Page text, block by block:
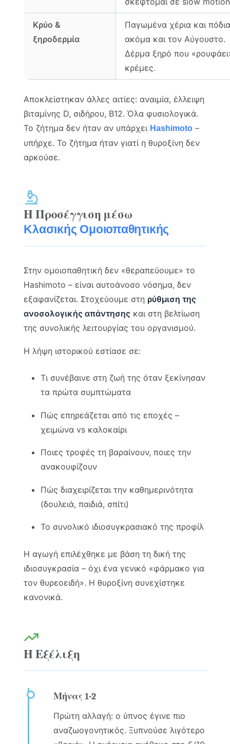
Κρύο &
ξηροδερμία
Παγωμένα χέρια και πόδια
ακόμα και τον Αύγουστο.
Δέρμα ξηρό που
κρέμες.
Αποκλείστηκαν άλλες αιτίες: αναιμία, έλλειψη
βιταμίνης D, σιδήρου, B12. Όλα φυσιολογικά.
Το ζήτημα δεν ήταν αν υπάρχει Hashimoto –
υπήρχε. Το ζήτημα ήταν γιατί η θυροξίνη δεν
αρκούσε.
Η Προσέγγιση μέσω
Κλασικής Ομοιοπαθητικής
Στην ομοιοπαθητική δεν «θεραπεύουμε» το
Hashimoto – είναι αυτοάνοσο νόσημα, δεν
εξαφανίζεται. Στοχεύουμε στη ρύθμιση της
ανοσολογικής απάντησης και στη βελτίωση
της συνολικής λειτουργίας του οργανισμού.
Η λήψη ιστορικού εστίασε σε:
Τι συνέβαινε στη ζωή της όταν ξεκίνησαν
τα πρώτα συμπτώματα
Πώς επηρεάζεται από τις εποχές –
χειμώνα vs καλοκαίρι
Ποιες τροφές τη βαραίνουν, ποιες την
ανακουφίζουν
Πώς διαχειρίζεται την καθημερινότητα
(δουλειά, παιδιά, σπίτι)
Το συνολικό ιδιοσυγκρασιακό της προφίλ
Η αγωγή επιλέχθηκε με βάση τη δική της
ιδιοσυγκρασία – όχι ένα γενικό «φάρμακο για
τον θυρεοειδή». Η θυροξίνη συνεχίστηκε
κανονικά.
Η Εξέλιξη
Μήνας 1-2
Πρώτη αλλαγή: ο ύπνος έγινε πιο
αναζωογονητικός. Ξυπνούσε λιγότερο